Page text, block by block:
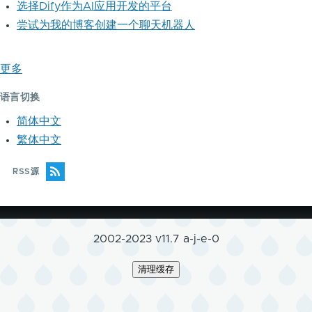
选择Dify作为AI应用开发的平台
尝试为我的博客创建一个聊天机器人
更多
语言切换
简体中文
繁体中文
RSS源
2002-2023 v11.7 a-j-e-0